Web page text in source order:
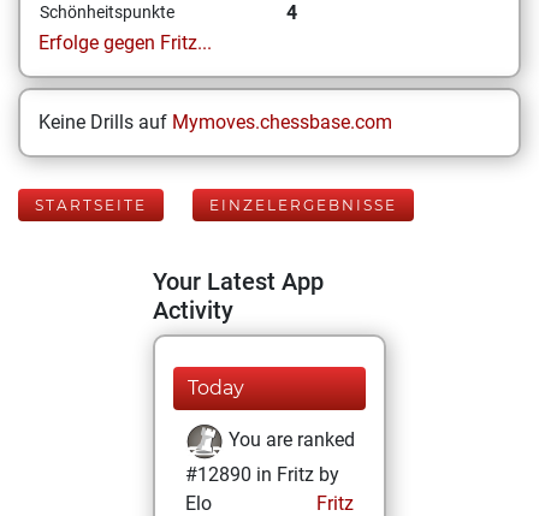
Schönheitspunkte
4
Erfolge gegen Fritz...
Keine Drills auf Mymoves.chessbase.com
STARTSEITE EINZELERGEBNISSE
Your Latest App
Activity
Today
You are ranked
#12890 in Fritz by
Elo
Fritz